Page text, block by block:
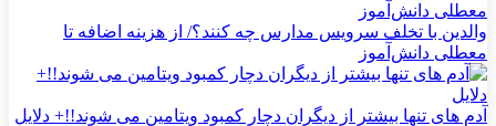
والدین با تخلف سرویس مدارس چه کنند؟/ از هزینه اضافه تا
معطلی دانش‌آموز
آدم های تنها بیشتر از دیگران دچار کمبود ویتامین می شوند!!+ دلایل